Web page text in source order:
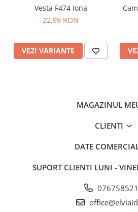
Protecție pentru bărbie cu
confort sporit
Țesătură Invelis Exterior :
100% poliester 300T Microfibre,
Tesatura de umplere :
Vesta F474 Iona
22,99 RON
VEZI VARIANTE
MAGAZINUL
CLIENTI
DATE
SUPORT CLIENTI LUNI -